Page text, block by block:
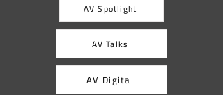
AV Spotlight
AV Talks
AV Digital